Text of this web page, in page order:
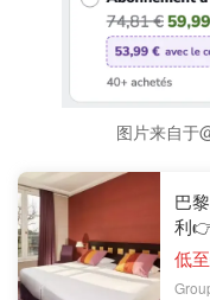
图片来自于
巴
利
低